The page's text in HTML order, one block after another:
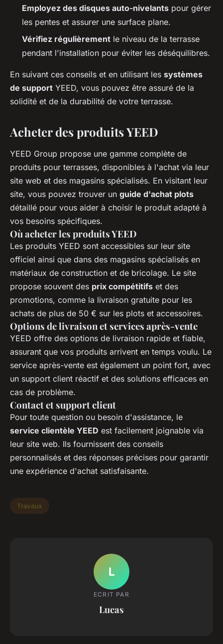
Employez des disques auto-nivelants pour gérer
les pentes et assurer une surface plane.
Vérifiez régulièrement le niveau de la terrasse
pendant l'installation pour éviter les déséquilibres.
En suivant ces conseils et en utilisant les systèmes
de support YEED, vous pouvez être assuré de la
solidité et de la durabilité de votre terrasse.
Acheter des produits YEED
YEED Group propose une gamme complète de
produits pour terrasses, disponibles à l'achat via leur
site web et des magasins spécialisés. En visitant leur
site, vous pouvez trouver un guide d'achat plots
détaillé pour vous aider à choisir le produit adapté à
vos besoins spécifiques.
Où acheter les produits YEED
Les produits YEED sont accessibles sur leur site
officiel ainsi que dans des magasins spécialisés en
matériaux de construction et de bricolage. Le site
propose souvent des prix compétitifs et des
promotions, comme la livraison gratuite pour les
achats de plus de 50 € sur les plots et accessoires.
Options de livraison et services après-vente
YEED offre des options de livraison rapide et fiable,
assurant que vos produits arrivent en temps voulu. Le
service après-vente est également un point fort, avec
un support client réactif et des solutions efficaces en
cas de problème.
Contact et support client
Pour toute question ou besoin d'assistance, le
service clientèle YEED est facilement joignable via
leur site web. Ils fournissent des conseils
personnalisés et des réponses précises pour garantir
une expérience d'achat satisfaisante.
Travaux
L
ECRIT PAR
Lucas